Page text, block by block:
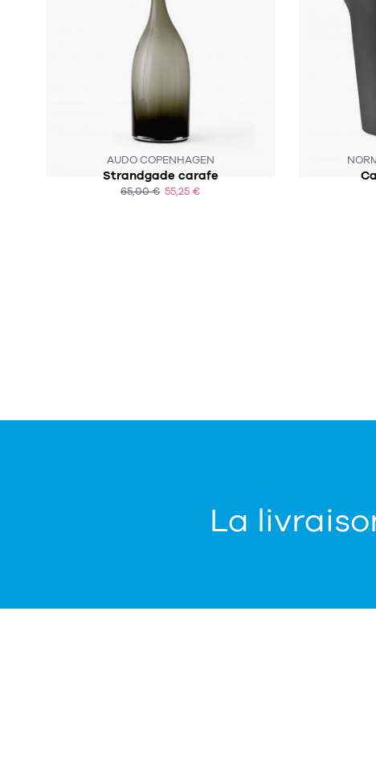
AUDO COPENHAGEN
Strandgade carafe
65,00 € 55,25 €
La